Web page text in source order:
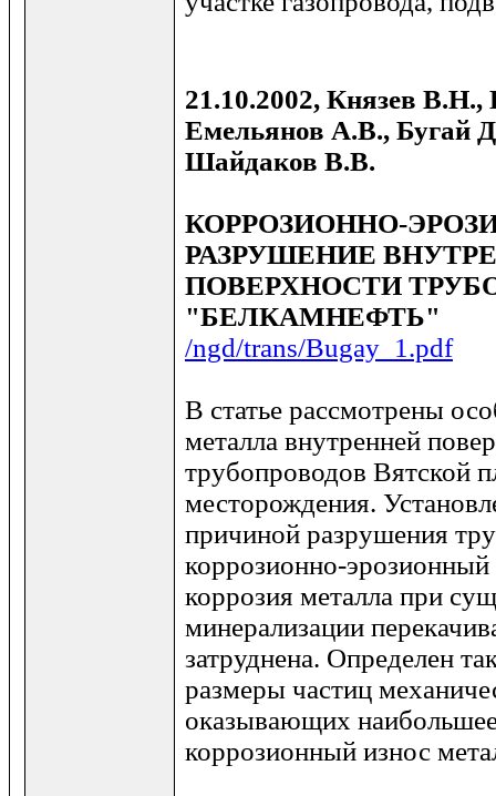
21.10.2002, Князев В.Н.,
Емельянов А.В., Бугай
Шайдаков В.В.
КОРРОЗИОННО-
РАЗРУШЕНИЕ
ПОВЕРХНОСТИ
"БЕЛКАМНЕФТЬ"
/ngd/trans/Bugay_1.pdf
В статье рассмотрены
металла внутренней
трубопроводов Вятской
месторождения.
причиной разрушения
коррозионно-
коррозия металла при
минерализации
затруднена. Определен
размеры частиц
оказывающих
коррозионный износ